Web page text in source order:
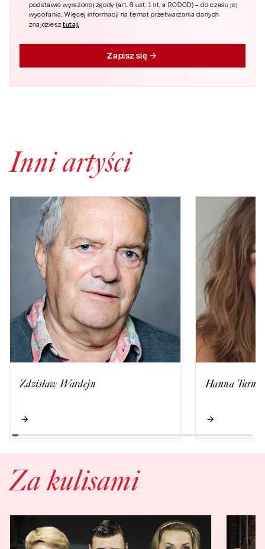
podstawie wyrażonej zgody (art. 6 ust. 1 lit. a RODOD) – do czasu jej
wycofania. Więcej informacji na temat przetwarzania danych
znajdziesztutaj.
Zapisz się
Inni artyści
Zdzisław Wardejn Hanna
Za kulisami